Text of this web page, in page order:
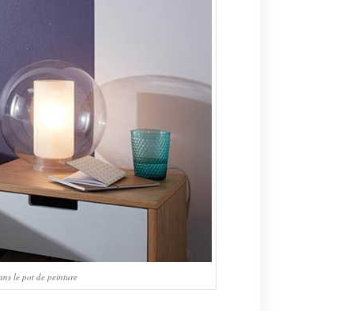
le pot de peinture